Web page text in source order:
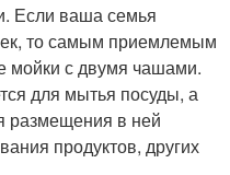
Если ваша семья
то самым приемлемым
мойки с двумя чашами.
для мытья посуды, а
размещения в ней
продуктов, других